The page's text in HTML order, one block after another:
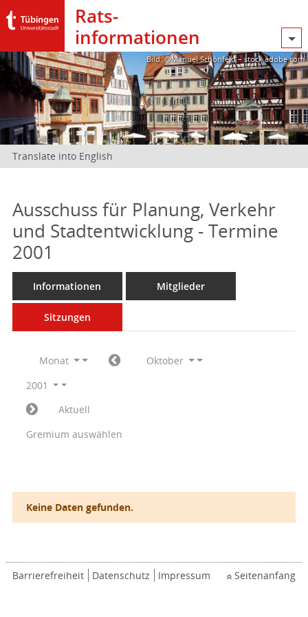
Rats­
informationen
Bild: @Manuel Schönfeld – stock.adobe.com
Translate into English
Ausschuss für Planung, Verkehr
und Stadtentwicklung - Termine
2001
Informationen Mitglieder
Sitzungen
Monat
Oktober
2001
Aktuell
Gremium auswählen
Keine Daten gefunden.
Barrierefreiheit Datenschutz Impressum Seitenanfang